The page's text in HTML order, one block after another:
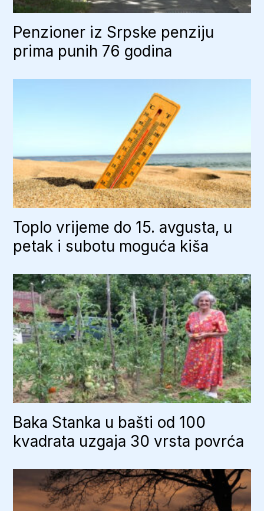
Penzioner iz Srpske penziju
prima punih 76 godina
Toplo vrijeme do 15. avgusta, u
petak i subotu moguća kiša
Baka Stanka u bašti od 100
kvadrata uzgaja 30 vrsta povrća